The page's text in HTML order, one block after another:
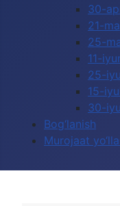
30-
21-
25-
11-
25-
15-
30-
Bog‘lanish
Murojaat